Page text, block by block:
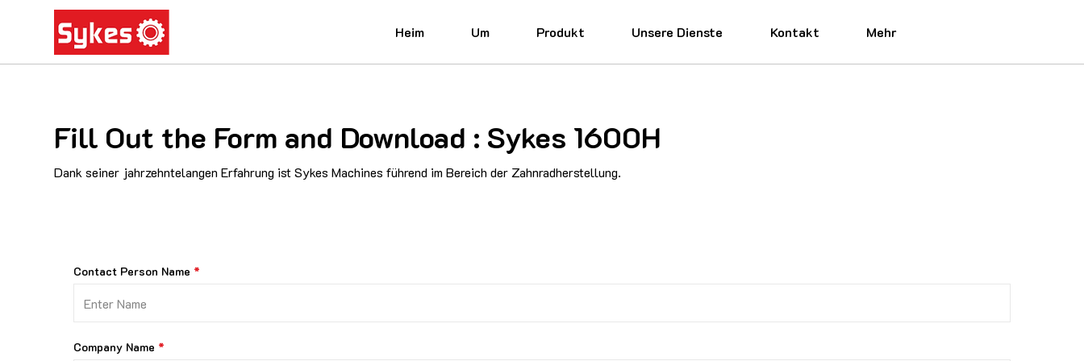
Heim Um Produkt Unsere Dienste Kontakt Mehr
Fill Out the Form and Download : Sykes 1600H
Dank seiner jahrzehntelangen Erfahrung ist Sykes Machines führend im Bereich der Zahnradherstellung.
Contact Person Name
Company Name